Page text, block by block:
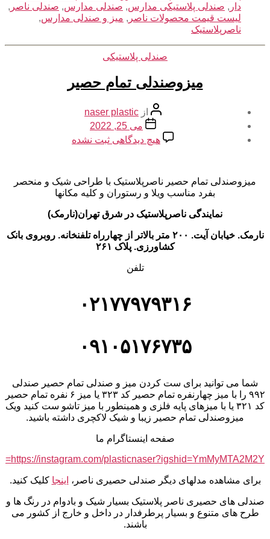
دار , صندلی پلاستیکی مدارس, صندلی مدارس, صندلی ناصر ,
لیست قیمت محصولات ناصر , میز و صندلی مدارس,
ناصرپلاستیک
دسته‌ها
صندلی پلاستیکی
میزوصندلی تمام حصیر
نویسنده
نوشته
از naser plastic
تاریخمی 25, 2022
هیچ دیدگاهی برای
ثبت نشده
میزوصندلی تمام حصیر ناصرپلاستیک با طراحی شیک و منحصر
بفرد مناسب ویلا و رستوران و کلیه مکانها
نمایندگی ناصرپلاستیک در شرق تهران(نارمک)
نارمک. خیابان آیت. ۲۰۰ متر بالاتر از چهارراه تلفنخانه. روبروی بانک
کشاورزی. پلاک ۲۶۱
تلفن
۰۲۱۷۷۹۷۹۳۱۶
۰۹۱۰۵۱۷۶۷۳۵
شما می توانید برای ست کردن میز و صندلی تمام حصیر صندلی
۹۹۲ را با میز چهارنفره تمام حصیر کد ۳۲۳ یا میز ۶ نفره تمام حصیر
کد ۳۲۱ یا با میزهای پایه فلزی و همینطور با میز تاشو ست کنید ویک
میزوصندلی تمام حصیر زیبا و شیک لاکچری داشته باشید.
صفحه اینستاگرام ما
https://instagram.com/plasticnaser?igshid=YmMyMTA2M2Y=
برای مشاهده مدلهای دیگر صندلی حصیری ناصر، اینجا کلیک کنید.
صندلی های حصیری ناصر پلاستیک بسیار شیک و بادوام در رنگ ها و
طرح های متنوع و بسیار پرطرفدار در داخل و خارج از کشور می
باشند.